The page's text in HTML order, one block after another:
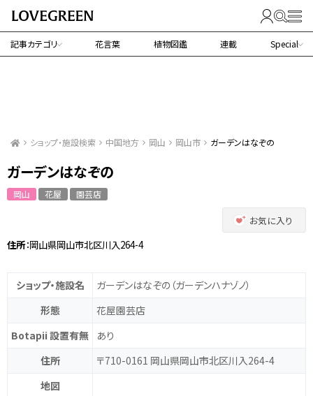
記事カテゴリ 花言葉 植物図鑑 連載 Special
ショップ・施設検索 中国地方 岡山 岡山市 ガーデンはなぞの
ガーデンはなぞの
岡山 花屋 園芸店
お気に入り
住所：岡山県岡山市北区川入264-4
ショップ・施設名 ガーデンはなぞの （ガーデンハナゾノ）
形態
花屋園芸店
Botapii 設置有無
あり
住所
〒710-0161 岡山県岡山市北区川入264-4
地図